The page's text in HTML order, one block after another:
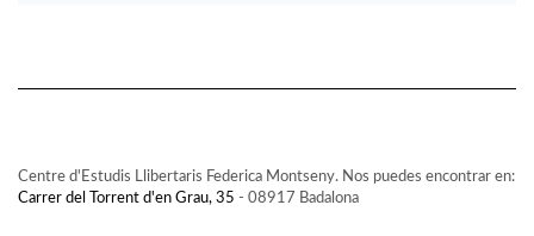
Centre d'Estudis Llibertaris Federica Montseny. Nos puedes encontrar en:
Carrer del Torrent d'en Grau, 35 - 08917 Badalona